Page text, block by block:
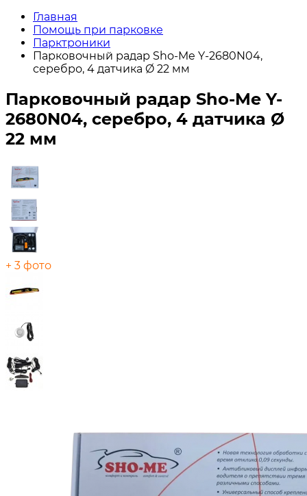
Главная
Помощь при парковке
Парктроники
Парковочный радар Sho-Me Y-2680N04,
серебро, 4 датчика Ø 22 мм
Парковочный радар Sho-Me Y-
2680N04, серебро, 4 датчика Ø
22 мм
+ 3 фото